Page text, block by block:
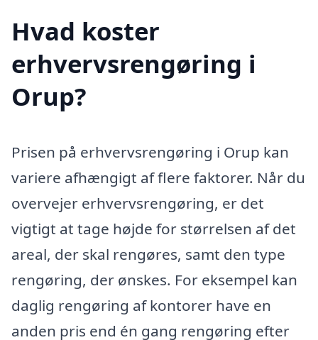
Hvad koster
erhvervsrengøring i
Orup?
Prisen på erhvervsrengøring i Orup kan
variere afhængigt af flere faktorer. Når du
overvejer erhvervsrengøring, er det
vigtigt at tage højde for størrelsen af det
areal, der skal rengøres, samt den type
rengøring, der ønskes. For eksempel kan
daglig rengøring af kontorer have en
anden pris end én gang rengøring efter